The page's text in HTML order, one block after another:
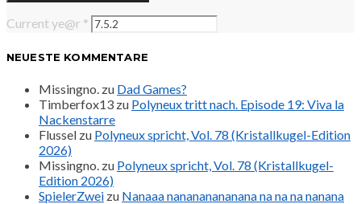
Current ye@r *
NEUESTE KOMMENTARE
Missingno. zu Dad Games?
Timberfox13 zu Polyneux tritt nach. Episode 19: Viva la
Nackenstarre
Flussel zu Polyneux spricht, Vol. 78 (Kristallkugel-Edition
2026)
Missingno. zu Polyneux spricht, Vol. 78 (Kristallkugel-
Edition 2026)
SpielerZwei zu Nanaaa nanananananana na na na nanana